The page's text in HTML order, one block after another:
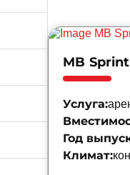
MB
Услуга:
Год
Климат: